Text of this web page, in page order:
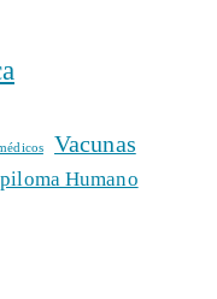
Vacunas
Humano